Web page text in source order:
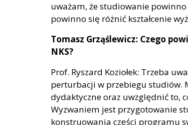
uważam, że studiowanie
powinno się różnić kształcenie
Tomasz Grząślewicz: Czego
NKS?
Prof. Ryszard Koziołek: Trzeba
perturbacji w przebiegu studiów.
dydaktyczne oraz uwzględnić to,
Wyzwaniem jest przygotowanie
konstruowania części programu